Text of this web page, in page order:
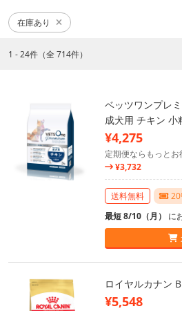
在庫あり
1 - 24件（全 714件）
ベッツワンプレ
成犬用 チキン 小
¥4,275
定期便ならもっとお
¥3,732
送料無料
最短 8/10（月） に
ロイヤルカナン
¥5,548